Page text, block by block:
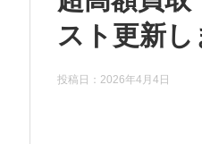
スト更新し
投稿日： 2026年4月4日